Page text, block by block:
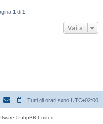
1 di 1
Vai a
Tutti gli orari sono UTC+02:00
© phpBB Limited